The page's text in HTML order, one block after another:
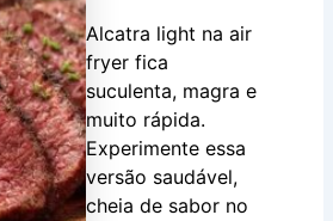
Alcatra light na air
fryer fica
suculenta, magra e
muito rápida.
Experimente essa
versão saudável,
cheia de sabor no